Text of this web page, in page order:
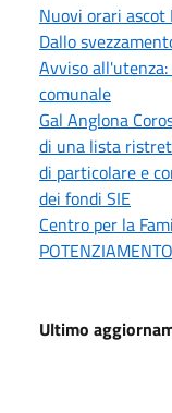
Nuovi orari
Dallo
Avviso
comunale
Gal Anglona
di una lista
di particolare e
dei fondi SIE
Centro per la
Ultimo